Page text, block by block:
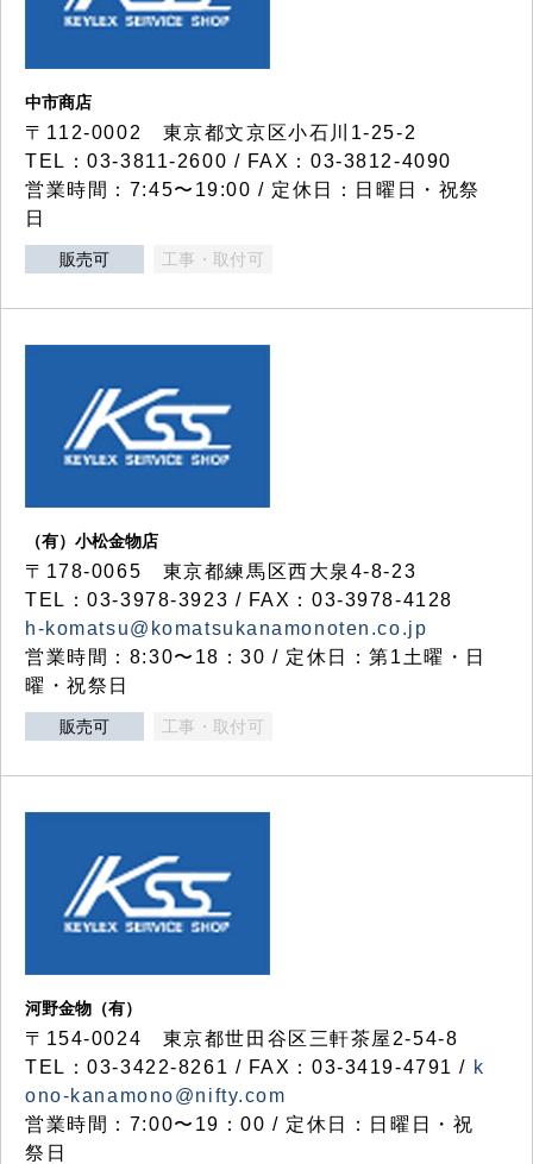
中市商店
〒112-0002 東京都文京区小石川1-25-2
TEL：03-3811-2600 / FAX：03-3812-4090
営業時間：7:45〜19:00 / 定休日：日曜日・祝祭
日
販売可 工事・取付可
（有）小松金物店
〒178-0065 東京都練馬区西大泉4-8-23
TEL：03-3978-3923 / FAX：03-3978-4128
h-komatsu@komatsukanamonoten.co.jp
営業時間：8:30〜18：30 / 定休日：第1土曜・日
曜・祝祭日
販売可 工事・取付可
河野金物（有）
〒154-0024 東京都世田谷区三軒茶屋2-54-8
TEL：03-3422-8261 / FAX：03-3419-4791 / k
ono-kanamono@nifty.com
営業時間：7:00〜19：00 / 定休日：日曜日・祝
祭日